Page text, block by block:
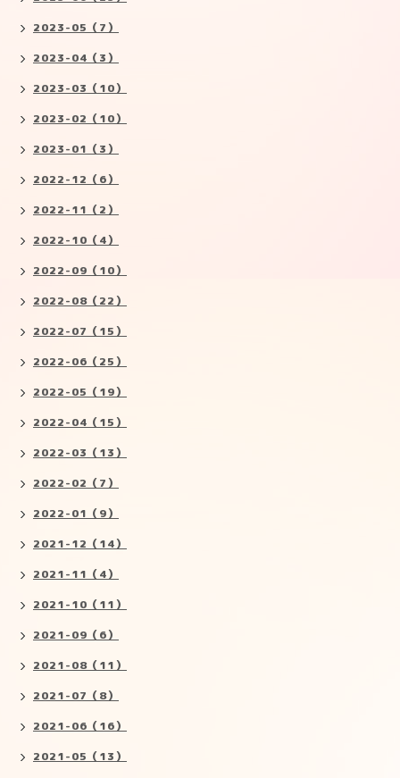
2023-05（7）
2023-04（3）
2023-03（10）
2023-02（10）
2023-01（3）
2022-12（6）
2022-11（2）
2022-10（4）
2022-09（10）
2022-08（22）
2022-07（15）
2022-06（25）
2022-05（19）
2022-04（15）
2022-03（13）
2022-02（7）
2022-01（9）
2021-12（14）
2021-11（4）
2021-10（11）
2021-09（6）
2021-08（11）
2021-07（8）
2021-06（16）
2021-05（13）